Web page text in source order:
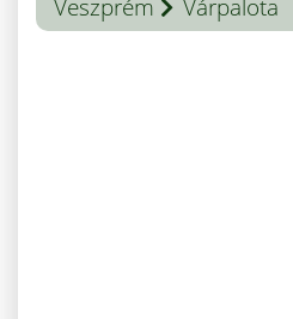
Veszprém
Várpalota